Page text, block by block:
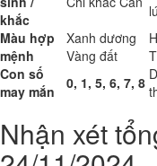
khắc
Màu hợp
mệnh
Xanh dương
Vàng đất
Con số
may mắn
0, 1, 5, 6, 7, 8
Nhận xét